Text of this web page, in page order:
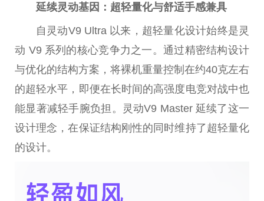
延续灵动基因：超轻量化与舒适手感兼具
自灵动V9 Ultra 以来，超轻量化设计始终是灵
动 V9 系列的核心竞争力之一。通过精密结构设计
与优化的结构方案，将裸机重量控制在约40克左右
的超轻水平，即便在长时间的高强度电竞对战中也
能显著减轻手腕负担。灵动V9 Master 延续了这一
设计理念，在保证结构刚性的同时维持了超轻量化
的设计。